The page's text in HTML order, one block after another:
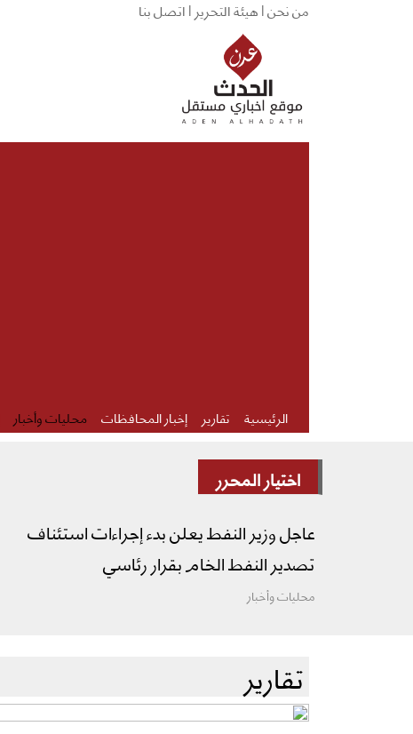
من نحن |هيئة التحرير |اتصل بنا
الرئيسية تقارير إخبار المحافظات محليات وأخبار
اختيار المحرر
عاجل وزير النفط يعلن بدء إجراءات استئناف
تصدير النفط الخام بقرار رئاسي
محليات وأخبار
تقارير